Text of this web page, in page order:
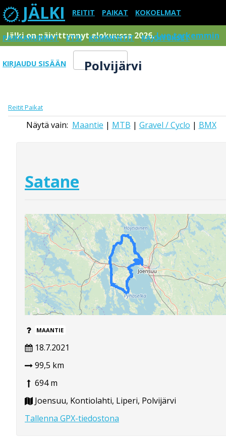
JÄLKI REITIT PAIKAT KOKOELMAT
PAIKKAKUNNAT ETSI KOMMENTIT RAJOITUKSET
KIRJAUDU SISÄÄN Menu
Jälki on päivittynnyt elokuussa 2026.Lue tarkemmin
Polvijärvi
ReititPaikat
Näytä vain: Maantie | MTB | Gravel / Cyclo | BMX
Satane
MAANTIE
18.7.2021
99,5 km
694 m
Joensuu, Kontiolahti, Liperi, Polvijärvi
Tallenna GPX-tiedostona